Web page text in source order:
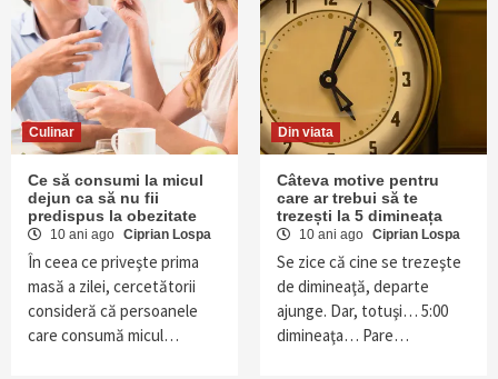
Culinar
Ce să consumi la micul
dejun ca să nu fii
predispus la obezitate
10 ani ago Ciprian Lospa
În ceea ce priveşte prima
masă a zilei, cercetătorii
consideră că persoanele
care consumă micul…
Din viata
Câteva motive pentru
care ar trebui să te
trezești la 5 dimineața
10 ani ago Ciprian Lospa
Se zice că cine se trezeşte
de dimineaţă, departe
ajunge. Dar, totuşi… 5:00
dimineaţa… Pare…